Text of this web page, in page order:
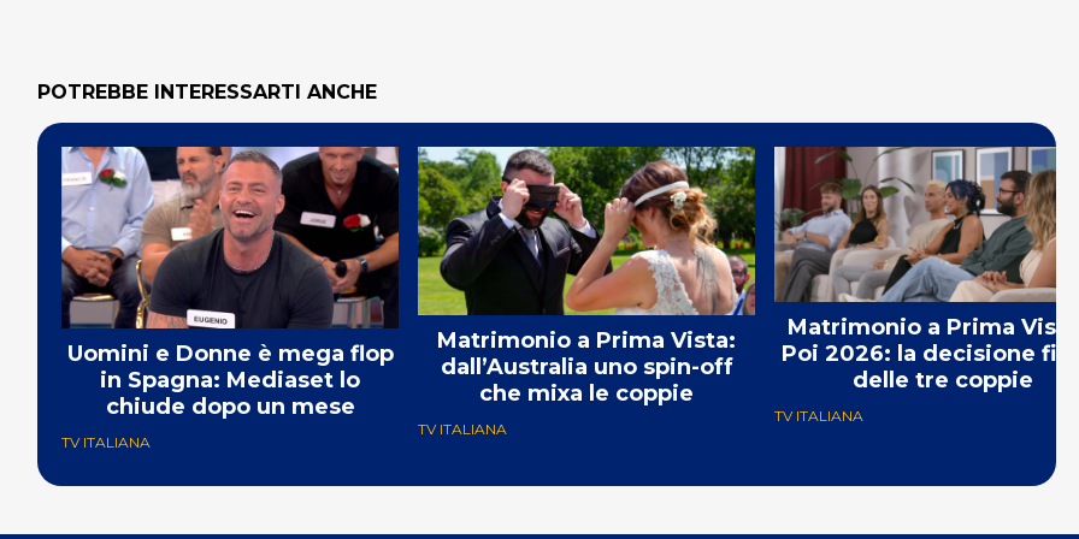
POTREBBE INTERESSARTI ANCHE
Uomini e Donne è mega flop
in Spagna: Mediaset lo
chiude dopo un mese
TV ITALIANA
Matrimonio a Prima Vista:
dall’Australia uno spin-off
che mixa le coppie
TV ITALIANA
Matrimonio a Prima Vista
Poi 2026: la decisione
delle tre coppie
TV ITALIANA